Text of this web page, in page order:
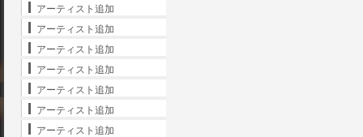
アーティスト追加
アーティスト追加
アーティスト追加
アーティスト追加
アーティスト追加
アーティスト追加
アーティスト追加